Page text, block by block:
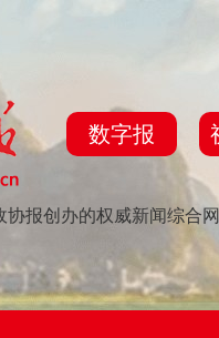
数字报
协报创办的权威新闻综合